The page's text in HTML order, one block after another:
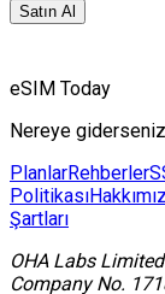
Satın Al
eSIM Today
Nereye giderseniz
PlanlarRehberler
Politikası
Şartları
OHA Labs Limited
Company No.